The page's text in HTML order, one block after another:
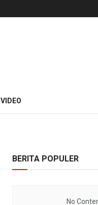
VIDEO
BERITA POPULER
No